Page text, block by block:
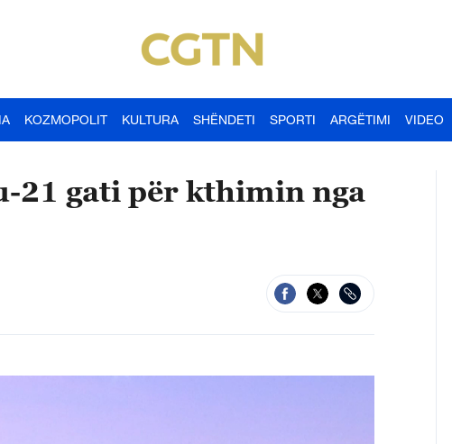
KOZMOPOLIT KULTURA SHËNDETI SPORTI ARGËTIMI VIDEO
21 gati për kthimin nga